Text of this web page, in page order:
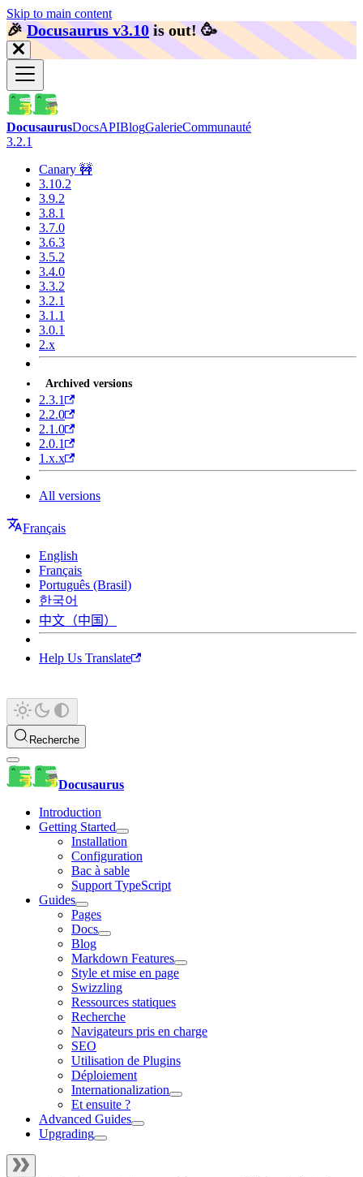
Skip to main content
🎉️Docusaurus v3.10 is out! 🥳️
DocusaurusDocsAPIBlogGalerieCommunauté
3.2.1
Canary 🚧
3.10.2
3.9.2
3.8.1
3.7.0
3.6.3
3.5.2
3.4.0
3.3.2
3.2.1
3.1.1
3.0.1
2.x
Archived versions
2.3.1
2.2.0
2.1.0
2.0.1
1.x.x
All versions
Français
English
Français
Português (Brasil)
한국어
中文（中国）
Help Us Translate
Recherche
Docusaurus
Introduction
Getting Started
Installation
Configuration
Bac à sable
Support TypeScript
Guides
Pages
Docs
Blog
Markdown Features
Style et mise en page
Swizzling
Ressources statiques
Recherche
Navigateurs pris en charge
SEO
Utilisation de Plugins
Déploiement
Internationalization
Et ensuite ?
Advanced Guides
Upgrading